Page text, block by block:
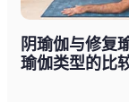
阴瑜伽与修复
瑜伽类型的比